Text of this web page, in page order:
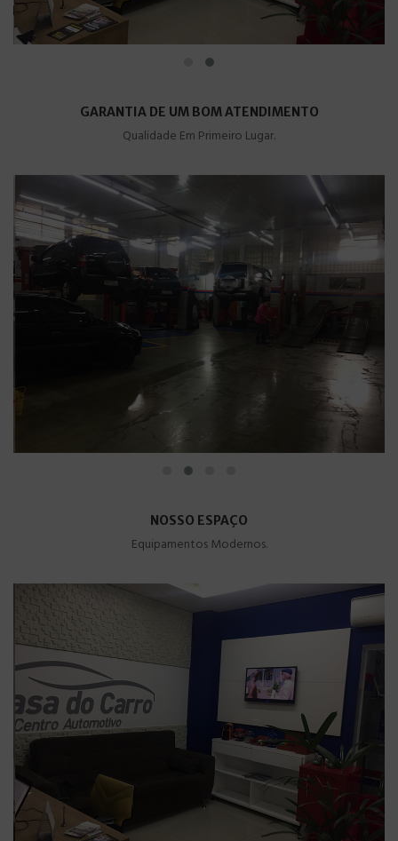
GARANTIA DE UM BOM ATENDIMENTO
Qualidade Em Primeiro Lugar.
NOSSO ESPAÇO
Equipamentos Modernos.